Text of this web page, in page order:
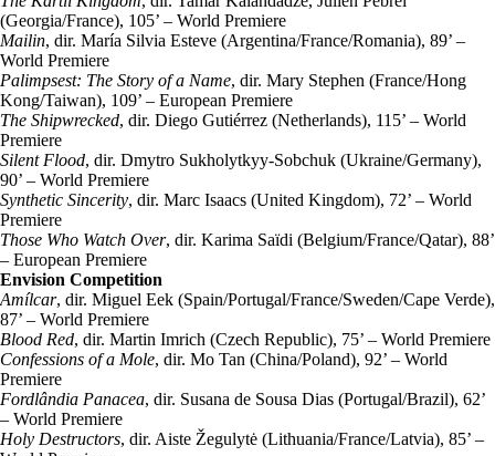
(Georgia/France), 105’ – World Premiere
Mailin, dir. María Silvia Esteve (Argentina/France/Romania), 89’ –
World Premiere
Palimpsest: The Story of a Name, dir. Mary Stephen (France/Hong
Kong/Taiwan), 109’ – European Premiere
The Shipwrecked, dir. Diego Gutiérrez (Netherlands), 115’ – World
Premiere
Silent Flood, dir. Dmytro Sukholytkyy-Sobchuk (Ukraine/Germany),
90’ – World Premiere
Synthetic Sincerity, dir. Marc Isaacs (United Kingdom), 72’ – World
Premiere
Those Who Watch Over, dir. Karima Saïdi (Belgium/France/Qatar), 88’
– European Premiere
Envision Competition
Amílcar, dir. Miguel Eek (Spain/Portugal/France/Sweden/Cape Verde),
87’ – World Premiere
Blood Red, dir. Martin Imrich (Czech Republic), 75’ – World Premiere
Confessions of a Mole, dir. Mo Tan (China/Poland), 92’ – World
Premiere
Fordlândia Panacea, dir. Susana de Sousa Dias (Portugal/Brazil), 62’
– World Premiere
Holy Destructors, dir. Aiste Žegulytė (Lithuania/France/Latvia), 85’ –